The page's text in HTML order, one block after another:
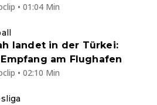
• 01:04 Min
landet in der Türkei:
am Flughafen
• 02:10 Min